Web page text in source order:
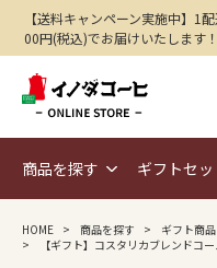
【送料キャンペーン実施中】1
00円(税込)でお届けいたします
商品を探す ギフトセ
HOME 商品を探す ギフト商品
【ギフト】コスタリカブレンドコ